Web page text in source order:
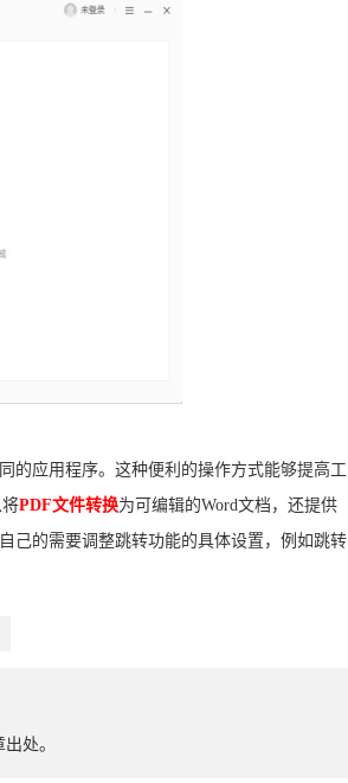
的应用程序。这种便利的操作方式能够提高工
PDF文件转换为可编辑的Word文档，还提供
己的需要调整跳转功能的具体设置，例如跳转
处。